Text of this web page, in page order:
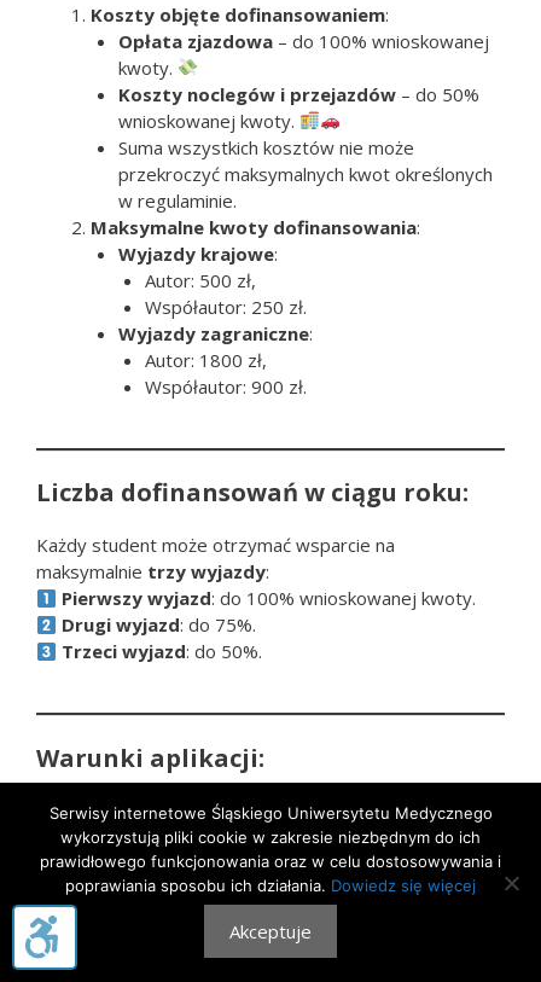
Koszty objęte dofinansowaniem:
Opłata zjazdowa– do 100% wnioskowanej
kwoty.
Koszty noclegów i przejazdów– do 50%
wnioskowanej kwoty.
Suma wszystkich kosztów nie może
przekroczyć maksymalnych kwot określonych
w regulaminie.
Maksymalne kwoty dofinansowania:
Wyjazdy krajowe:
Autor: 500 zł,
Współautor: 250 zł.
Wyjazdy zagraniczne:
Autor: 1800 zł,
Współautor: 900 zł.
Liczba dofinansowań w ciągu roku:
Każdy student może otrzymać wsparcie na
maksymalnie trzy wyjazdy:
Pierwszy wyjazd: do 100% wnioskowanej kwoty.
Drugi wyjazd: do 75%.
Trzeci wyjazd: do 50%.
Warunki aplikacji:
Kto może ubiegać się o dofinansowanie?
Członkowie kół naukowych zrzeszonych w
STN SUM, posiadający status studenta.
Dodatkowe wymagania:
przypadku aktywnego uczestnictwa w
Serwisy internetowe Śląskiego Uniwersytetu Medycznego
wykorzystują pliki cookie w zakresie niezbędnym do ich
prawidłowego funkcjonowania oraz w celu dostosowywania i
poprawiania sposobu ich działania. Dowiedz się więcej
Akceptuje